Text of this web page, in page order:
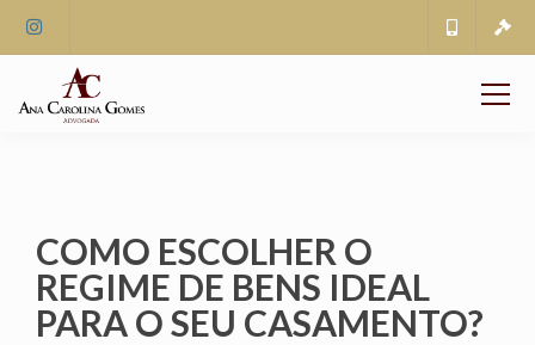
COMO ESCOLHER O
REGIME DE BENS IDEAL
PARA O SEU CASAMENTO?